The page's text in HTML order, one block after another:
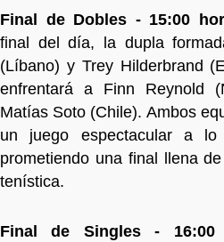
Final de Dobles - 15:00
final del día, la dupla
(Líbano) y Trey Hilderbrand
enfrentará a Finn Reynold
Matías Soto (Chile). Ambos
un juego espectacular a
prometiendo una final llena
tenística.
Final de Singles - 16:00